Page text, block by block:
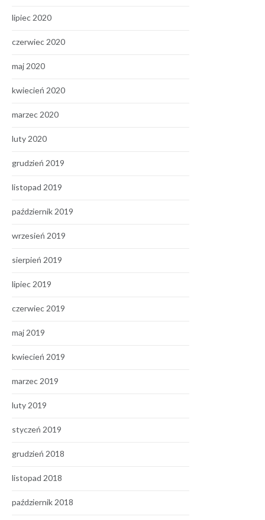
lipiec 2020
czerwiec 2020
maj 2020
kwiecień 2020
marzec 2020
luty 2020
grudzień 2019
listopad 2019
październik 2019
wrzesień 2019
sierpień 2019
lipiec 2019
czerwiec 2019
maj 2019
kwiecień 2019
marzec 2019
luty 2019
styczeń 2019
grudzień 2018
listopad 2018
październik 2018